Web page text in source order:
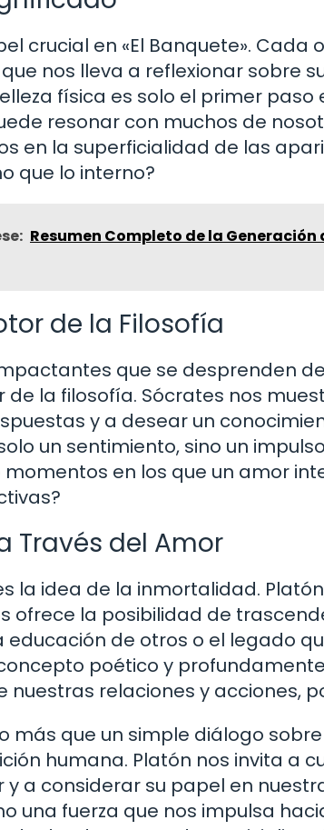
crucial en «El Banquete».
nos lleva a reflexionar sobre
física es solo el primer
resonar con muchos de
en la superficialidad de las
que lo interno?
Resumen Completo de la Generación
de la Filosofía
que se desprenden
de la filosofía. Sócrates nos
y a desear un
un sentimiento, sino un
en los que un amor
Través del Amor
la idea de la inmortalidad.
ofrece la posibilidad de
educación de otros o el legado
poético y
nuestras relaciones y acciones,
más que un simple diálogo
humana. Platón nos invita a
a considerar su papel en
una fuerza que nos impulsa